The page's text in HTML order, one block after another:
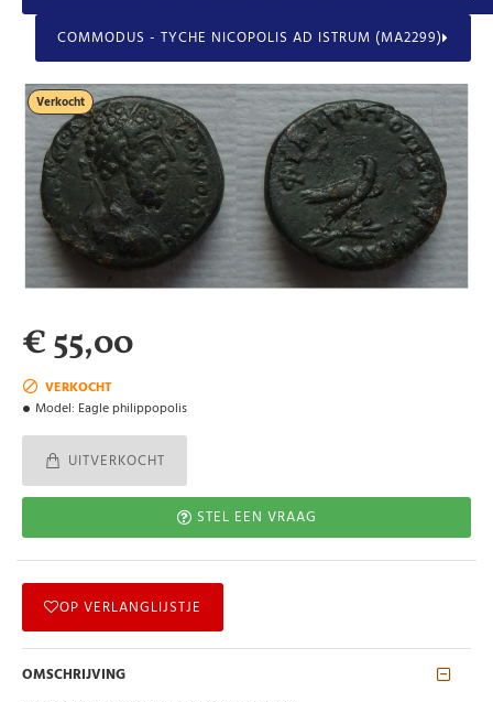
COMMODUS - TYCHE NICOPOLIS AD ISTRUM (MA2299)
Verkocht
VERKOCHT
Model: Eagle philippopolis
€ 55,00
UITVERKOCHT
STEL EEN VRAAG
OP VERLANGLIJSTJE
OMSCHRIJVING